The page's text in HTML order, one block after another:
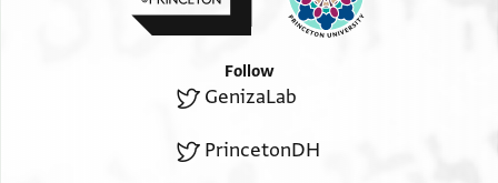
Follow
GenizaLab
PrincetonDH